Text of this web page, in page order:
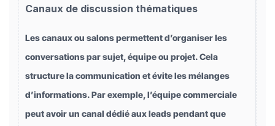
Canaux de discussion thématiques
Les canaux ou salons permettent d’organiser les
conversations par sujet, équipe ou projet. Cela
structure la communication et évite les mélanges
d’informations. Par exemple, l’équipe commerciale
peut avoir un canal dédié aux leads pendant que